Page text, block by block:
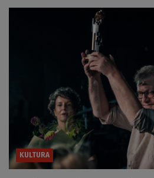
KULTURA